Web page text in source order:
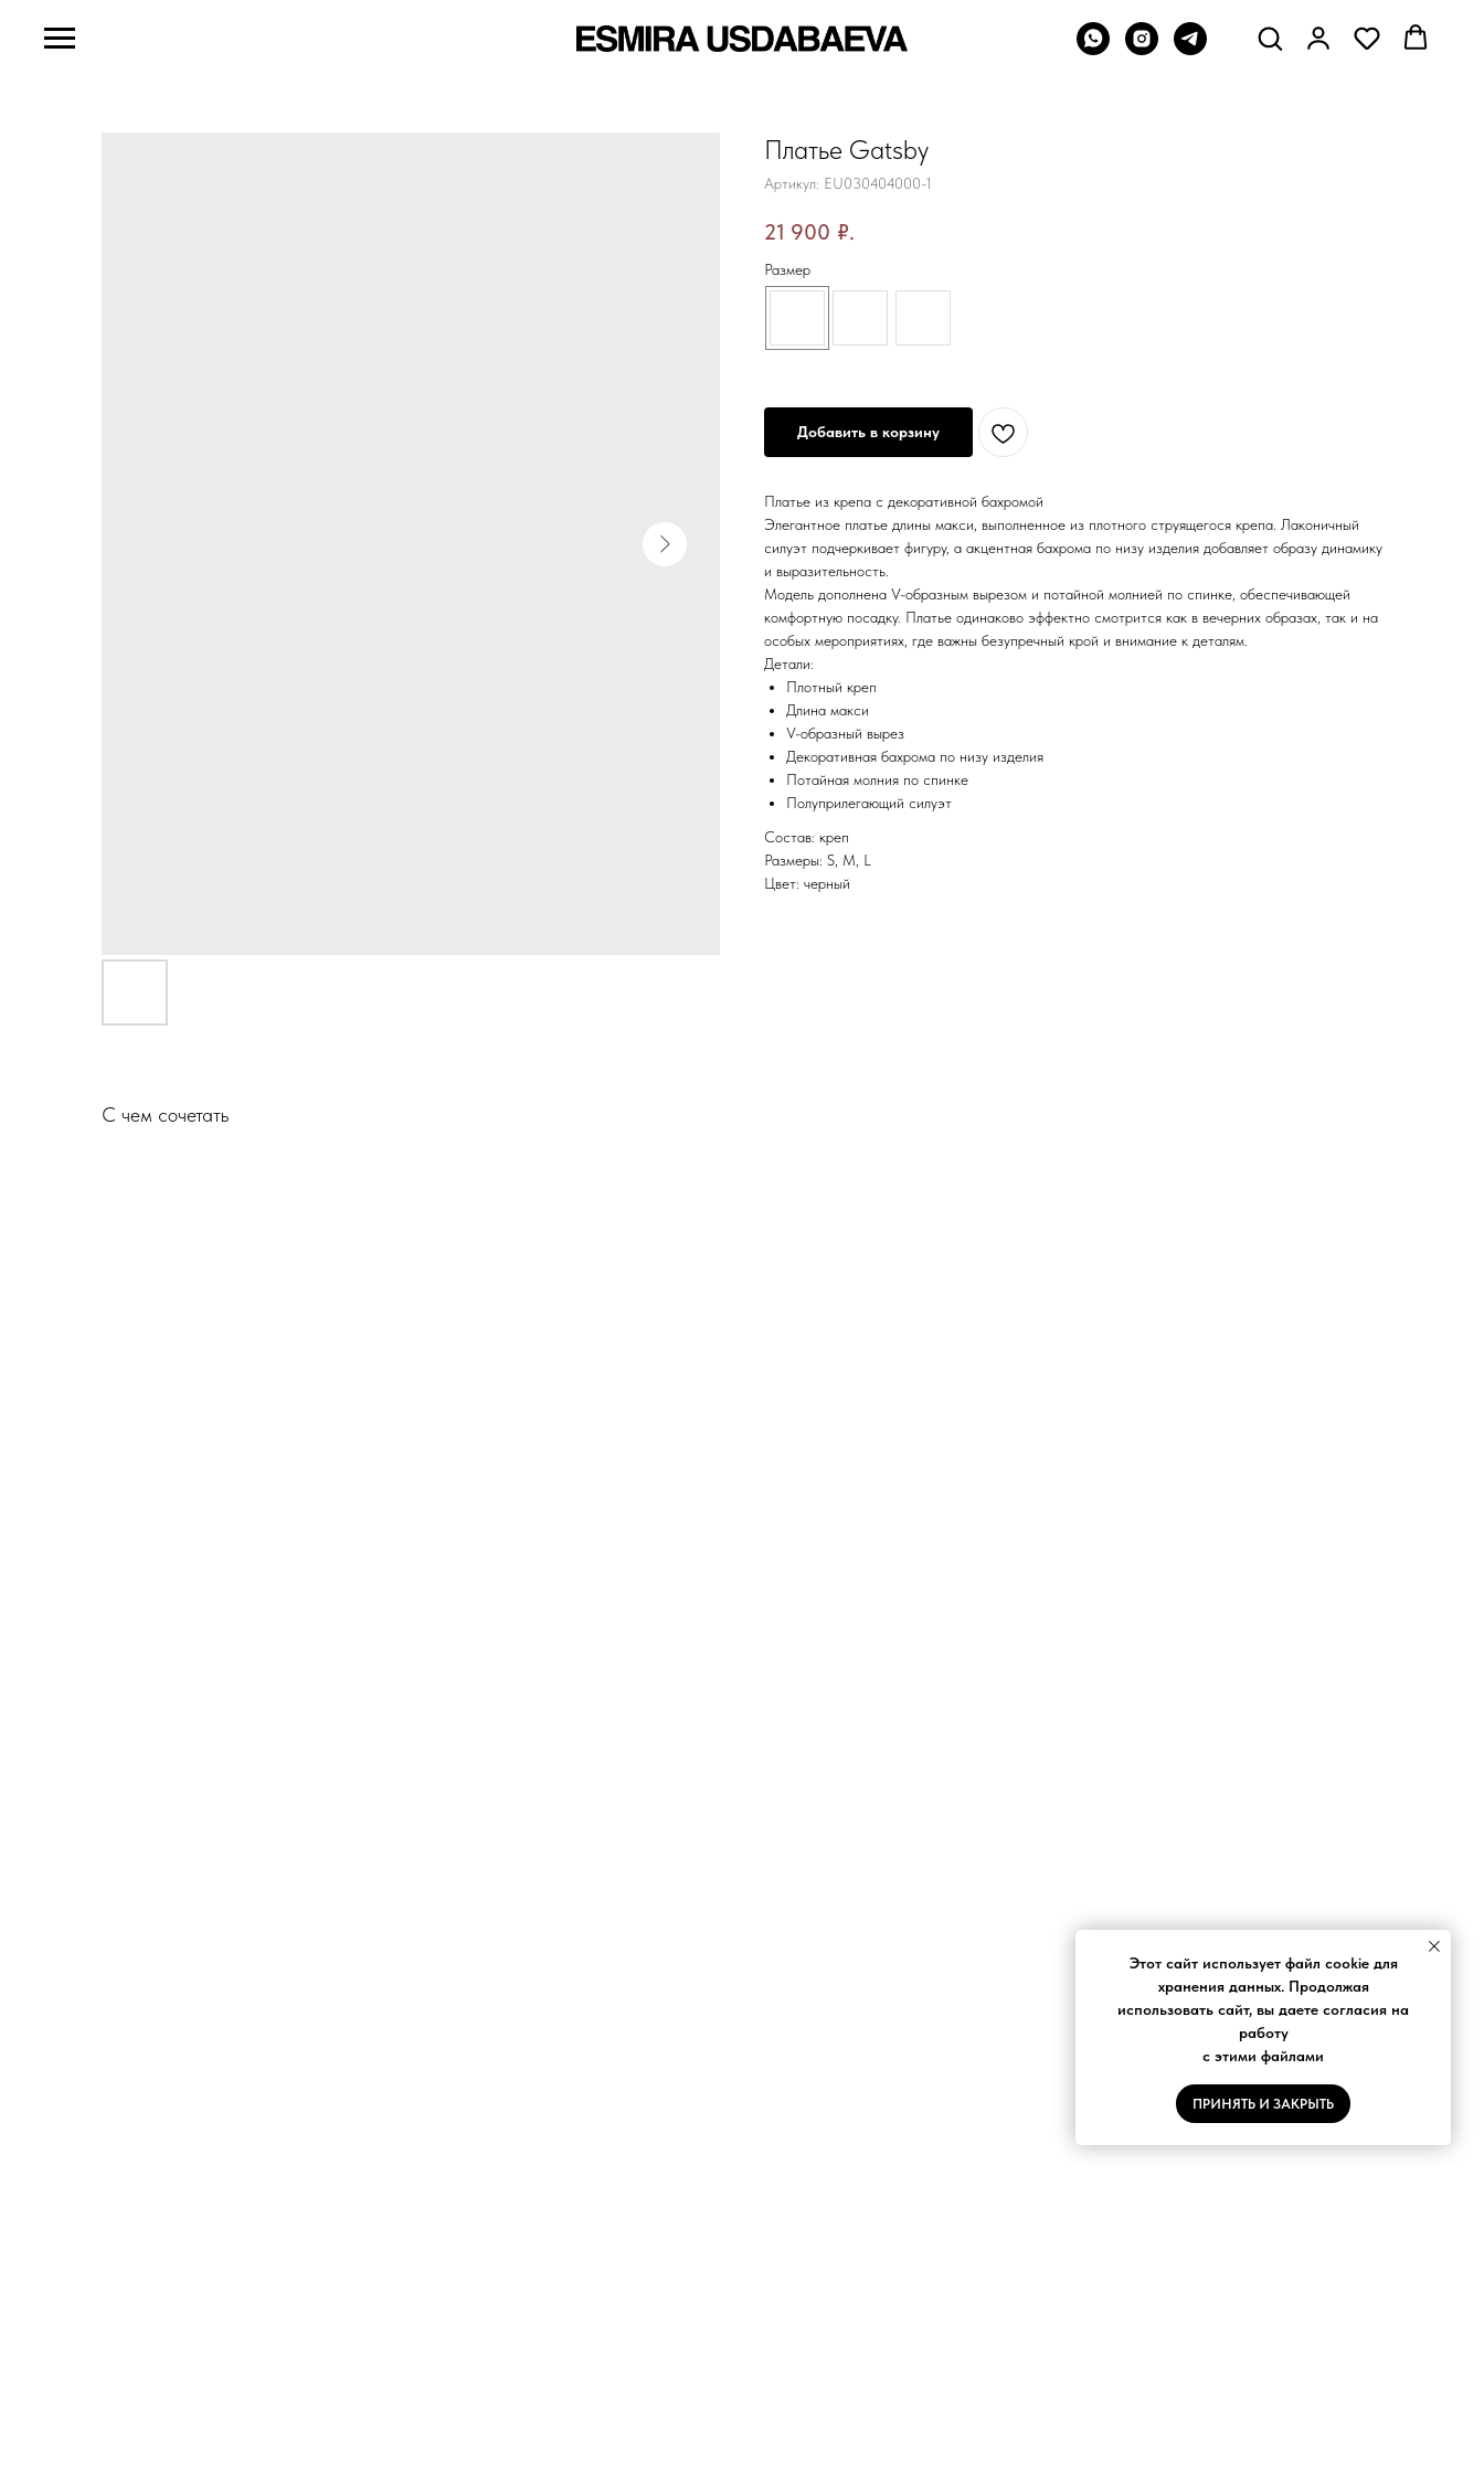
Платье Gatsby
Артикул: EU030404000-1
21 900 ₽.
Размер
Добавить в корзину
Платье из крепа с декоративной бахромой
Элегантное платье длины макси, выполненное из плотного струящегося крепа. Лаконичный
силуэт подчеркивает фигуру, а акцентная бахрома по низу изделия добавляет образу динамику
и выразительность.
Модель дополнена V-образным вырезом и потайной молнией по спинке, обеспечивающей
комфортную посадку. Платье одинаково эффектно смотрится как в вечерних образах, так и на
особых мероприятиях, где важны безупречный крой и внимание к деталям.
Детали:
Плотный креп
Длина макси
V-образный вырез
Декоративная бахрома по низу изделия
Потайная молния по спинке
Полуприлегающий силуэт
Состав: креп
Размеры: S, M, L
Цвет: черный
С чем сочетать
Этот сайт использует файл cookie для
хранения данных. Продолжая
использовать сайт, вы даете согласия на
работу
с этими файлами
ПРИНЯТЬ И ЗАКРЫТЬ